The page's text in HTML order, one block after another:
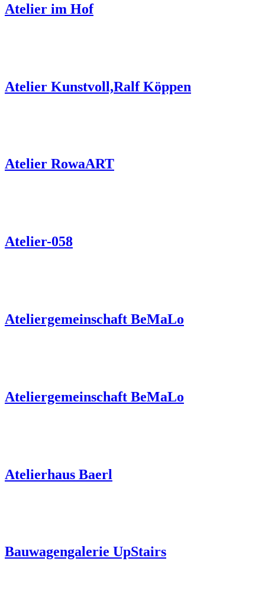
Atelier im Hof
Atelier Kunstvoll,Ralf Köppen
Atelier RowaART
Atelier-058
Ateliergemeinschaft BeMaLo
Ateliergemeinschaft BeMaLo
Atelierhaus Baerl
Bauwagengalerie UpStairs